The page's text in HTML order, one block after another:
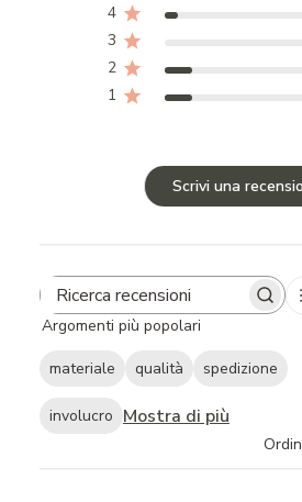
4
3
2
1
Scrivi una
Search
reviews
Argomenti più popolari
materiale qualità spedizione
involucro Mostra di più